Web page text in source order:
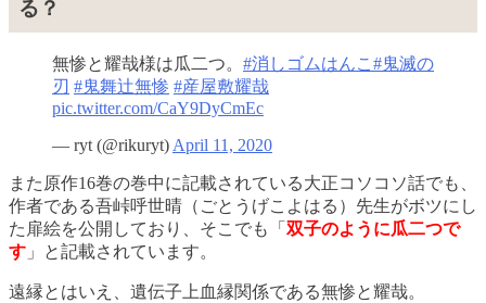
る？
無惨と耀哉様は瓜二つ。 #消しゴムはんこ #鬼滅の
刃 #鬼舞辻無惨 #産屋敷耀哉
pic.twitter.com/CaY9DyCmEc
— ryt (@rikuryt) April 11, 2020
また原作16巻の巻中に記載されている大正コソコソ話でも、
作者である吾峠呼世晴（ごとうげこよはる）先生がボツにし
た扉絵を公開しており、そこでも「 双子のように瓜二つで
す 」と記載されています。
遠縁とはいえ、遺伝子上血縁関係である無惨と耀哉。